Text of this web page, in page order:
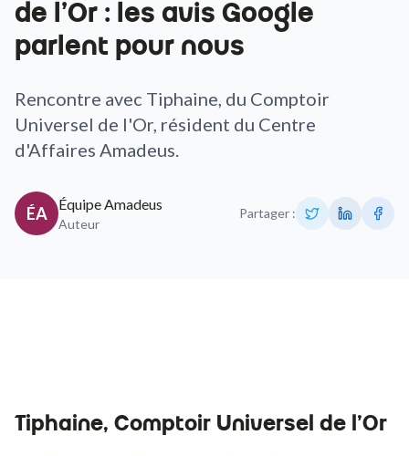
de l'Or : les avis Google
parlent pour nous
Rencontre avec Tiphaine, du Comptoir
Universel de l'Or, résident du Centre
d'Affaires Amadeus.
ÉA Équipe Amadeus
Auteur
Partager :
Tiphaine, Comptoir Universel de l'Or